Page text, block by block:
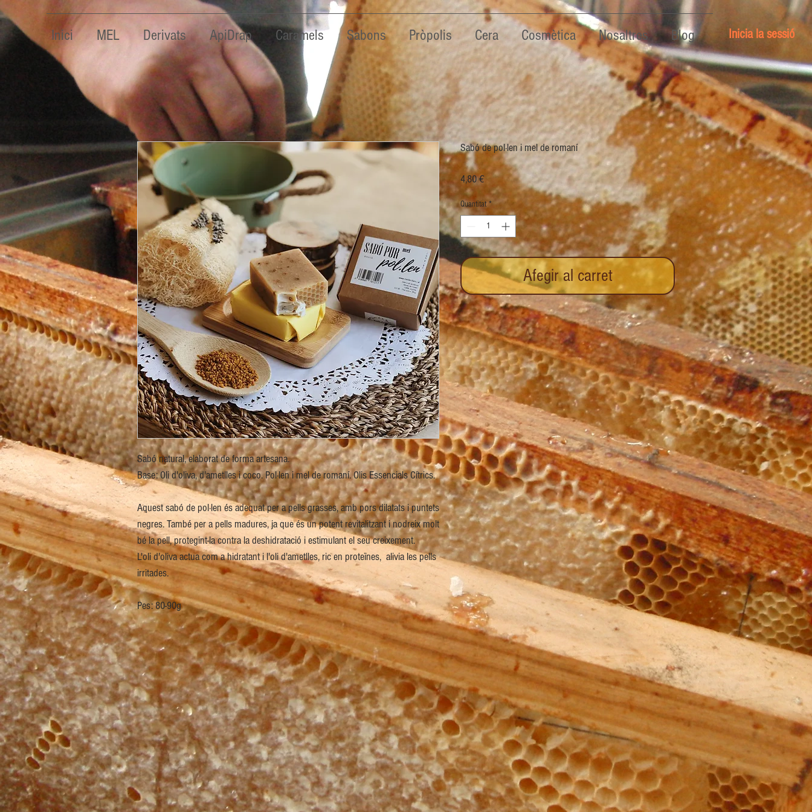
Inici MEL Derivats ApiDrap Caramels Sabons Pròpolis Cera Cosmètica Nosaltres Blog Inicia la sessió
Sabó natural, elaborat de forma artesana.
Base: Oli d'oliva, d'ametlles i coco. Pol·len i mel de romaní. Olis Essencials Cítrics.
Aquest sabó de pol·len és adequat per a pells grasses, amb pors dilatats i puntets
negres. També per a pells madures, ja que és un potent revitalitzant i nodreix molt
bé la pell, protegint-la contra la deshidratació i estimulant el seu creixement.
L'oli d'oliva actua com a hidratant i l'oli d'ametlles, ric en proteïnes, alivia les pells
irritades.
Pes: 80-90g
Sabó de pol·len i mel de romaní
4,80 €Price
Quantitat *
Afegir al carret